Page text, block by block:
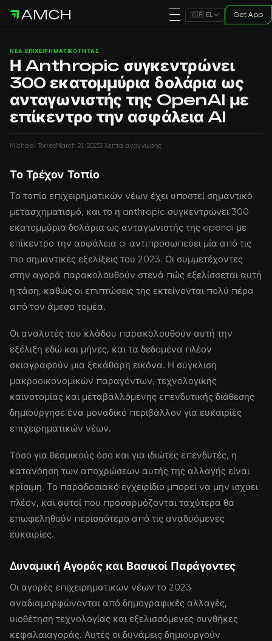
🇬🇷 EL Get App
ΝΈΑ ΕΠΙΧΕΙΡΗΜΑΤΙΚΌΤΗΤΑΣ
Η Anthropic συγκεντρώνει
300 εκατομμύρια δολάρια ως
ανταγωνιστής της OpenAI με
επίκεντρο την ασφάλεια AI
Michael TorresMarch 21, 20233 λεπτά ανάγνωσης
Το Τρέχον Τοπίο
Το τοπίο επιχειρηματικών νέων έχει υποστεί σημαντικό
μετασχηματισμό, και το η anthropic συγκεντρώνει 300
εκατομμύρια δολάρια ως ανταγωνιστής της openai με
επίκεντρο την ασφάλεια ai αντιπροσωπεύει μία από τις
πιο σημαντικές εξελίξεις του 2023. Οι συμμετέχοντες
στην αγορά παρακολουθούν στενά πώς εξελίσσεται αυτή
η τάση, καθώς οι επιπτώσεις της εκτείνονται πολύ πέρα
από τον άμεσο τομέα.
Οι αναλυτές του κλάδου παρακολουθούν αυτή την
εξέλιξη εδώ και μήνες, και τα δεδομένα πλέον
σκιαγραφούν μια ξεκάθαρη εικόνα. Η σύγκλιση
μακροοικονομικών παραγόντων, τεχνολογικής
καινοτομίας και μεταβαλλόμενης επενδυτικής διάθεσης
δημιούργησε ένα μοναδικό περιβάλλον για ευκαιρίες
επιχειρηματικών νέων.
Τόσο για θεσμικούς όσο και για ιδιώτες επενδυτές, η
κατανόηση των αποχρώσεων αυτής της αλλαγής είναι
κρίσιμη. Το παραδοσιακό εγχειρίδιο μπορεί να μην ισχύει
πλέον, και αυτοί που προσαρμόζονται ταχύτερα θα
επωφεληθούν περισσότερο από τις αναδυόμενες
ευκαιρίες.
Δυναμική Αγοράς και Βασικοί Παράγοντες
Οι αγορές επιχειρηματικών νέων το 2023
αναδιαμορφώνονται από δημογραφικές αλλαγές,
υιοθέτηση τεχνολογίας και εξελισσόμενες συνθήκες
κεφαλαιαγοράς. Αυτές οι δυνάμεις δημιουργούν